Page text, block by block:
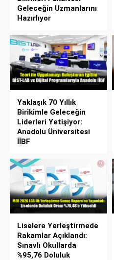
Geleceğin Uzmanlarını
Hazırlıyor
Yaklaşık 70 Yıllık
Birikimle Geleceğin
Liderleri Yetişiyor:
Anadolu Üniversitesi
İİBF
Liselere Yerleştirmede
Rakamlar Açıklandı:
Sınavlı Okullarda
%95,76 Doluluk